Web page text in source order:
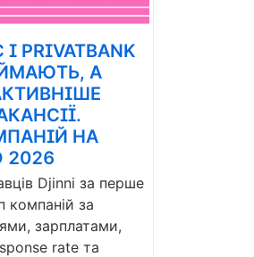
І PRIVATBANK
А
НА
2026
Djinni за перше
компаній за
зарплатами,
rate та